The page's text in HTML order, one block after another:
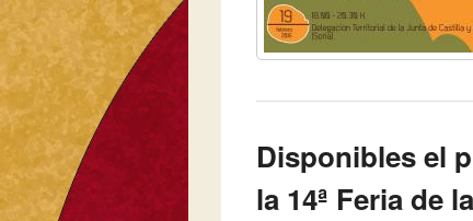
Disponibles el
la 14ª Feria de